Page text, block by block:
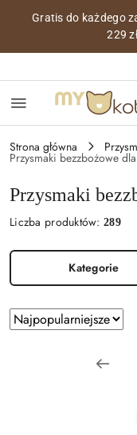
Przejdź do
Przejdź do
Przejdź do moje
Przejdź do menu
Przejdź do
Personalizowana
miesiąc z
Strona główna
Przysmaki bezzbożowe
Przysmaki
Liczba produktów:289
Kategorie
Zastosowano
sortowanie:
Najpopularniejsze.
Sortuj
według